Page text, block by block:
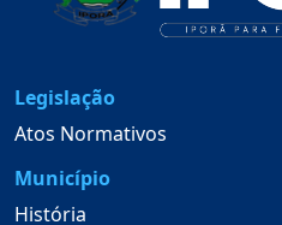
Legislação
Atos Normativos
Município
História